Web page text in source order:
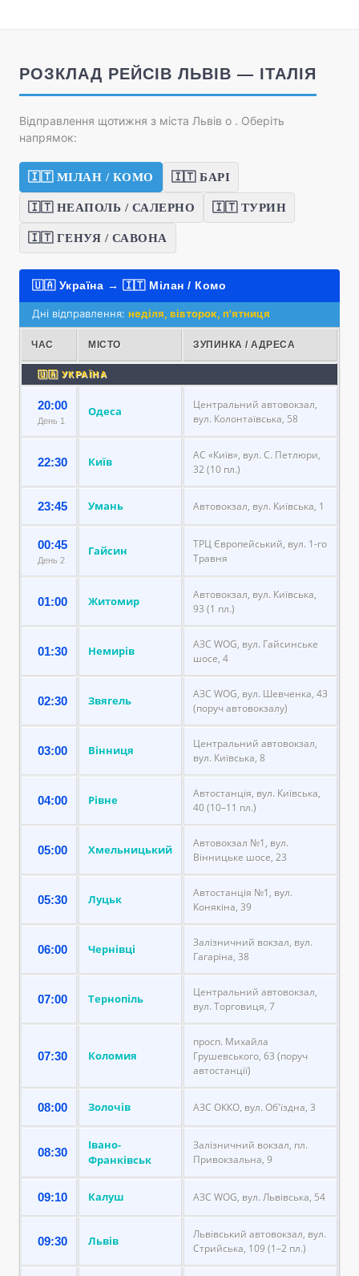
РОЗКЛАД РЕЙСІВ ЛЬВІВ — ІТАЛІЯ
Відправлення щотижня з міста Львів о . Оберіть
напрямок:
🇮🇹 МІЛАН / КОМО 🇮🇹 БАРІ
🇮🇹 НЕАПОЛЬ / САЛЕРНО 🇮🇹 ТУРИН
🇮🇹 ГЕНУЯ / САВОНА
🇺🇦 Україна → 🇮🇹 Мілан / Комо
Дні відправлення: неділя, вівторок, п'ятниця
ЧАС МІСТО ЗУПИНКА / АДРЕСА
🇺🇦 УКРАЇНА
20:00
День 1
Одеса
Центральний автовокзал,
вул. Колонтаївська, 58
22:30 Київ
АС «Київ», вул. С. Петлюри,
32 (10 пл.)
23:45 Умань Автовокзал, вул. Київська, 1
00:45
День 2
Гайсин
ТРЦ Європейський, вул. 1-го
Травня
01:00 Житомир
Автовокзал, вул. Київська,
93 (1 пл.)
01:30 Немирів
АЗС WOG, вул. Гайсинське
шосе, 4
02:30 Звягель
АЗС WOG, вул. Шевченка, 43
(поруч автовокзалу)
03:00 Вінниця
Центральний автовокзал,
вул. Київська, 8
04:00 Рівне
Автостанція, вул. Київська,
40 (10–11 пл.)
05:00 Хмельницький
Автовокзал №1, вул.
Вінницьке шосе, 23
05:30 Луцьк
Автостанція №1, вул.
Конякіна, 39
06:00 Чернівці
Залізничний вокзал, вул.
Гагаріна, 38
07:00 Тернопіль
Центральний автовокзал,
вул. Торговиця, 7
07:30 Коломия
просп. Михайла
Грушевського, 63 (поруч
автостанції)
08:00 Золочів АЗС ОККО, вул. Об'їздна, 3
08:30
Івано-
Франківськ
Залізничний вокзал, пл.
Привокзальна, 9
09:10 Калуш АЗС WOG, вул. Львівська, 54
09:30 Львів
Львівський автовокзал, вул.
Стрийська, 109 (1–2 пл.)